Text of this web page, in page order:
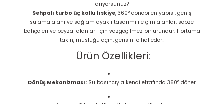
arıyorsunuz?
Sehpalı turbo üç kollu fıskiye, 360° dönebilen yapısı, geniş
sulama alanı ve sağlam ayaklı tasarımı ile çim alanlar, sebze
bahçeleri ve peyzaj alanları için vazgeçilmez bir üründür. Hortuma
takın, musluğu açın, gerisini o halleder!
Ürün Özellikleri:
Dönüş Mekanizması: Su basıncıyla kendi etrafında 360° döner